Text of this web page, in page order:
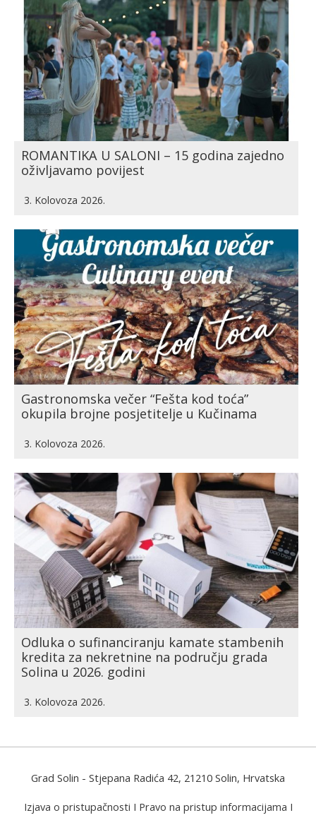
ROMANTIKA U SALONI – 15 godina zajedno
oživljavamo povijest
3. Kolovoza 2026.
Gastronomska večer “Fešta kod toća”
okupila brojne posjetitelje u Kučinama
3. Kolovoza 2026.
Odluka o sufinanciranju kamate stambenih
kredita za nekretnine na području grada
Solina u 2026. godini
3. Kolovoza 2026.
Grad Solin - Stjepana Radića 42, 21210 Solin, Hrvatska
Izjava o pristupačnosti I Pravo na pristup informacijama I